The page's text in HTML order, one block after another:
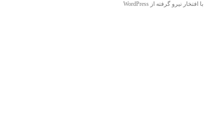
با افتخار نیرو گرفته از WordPress